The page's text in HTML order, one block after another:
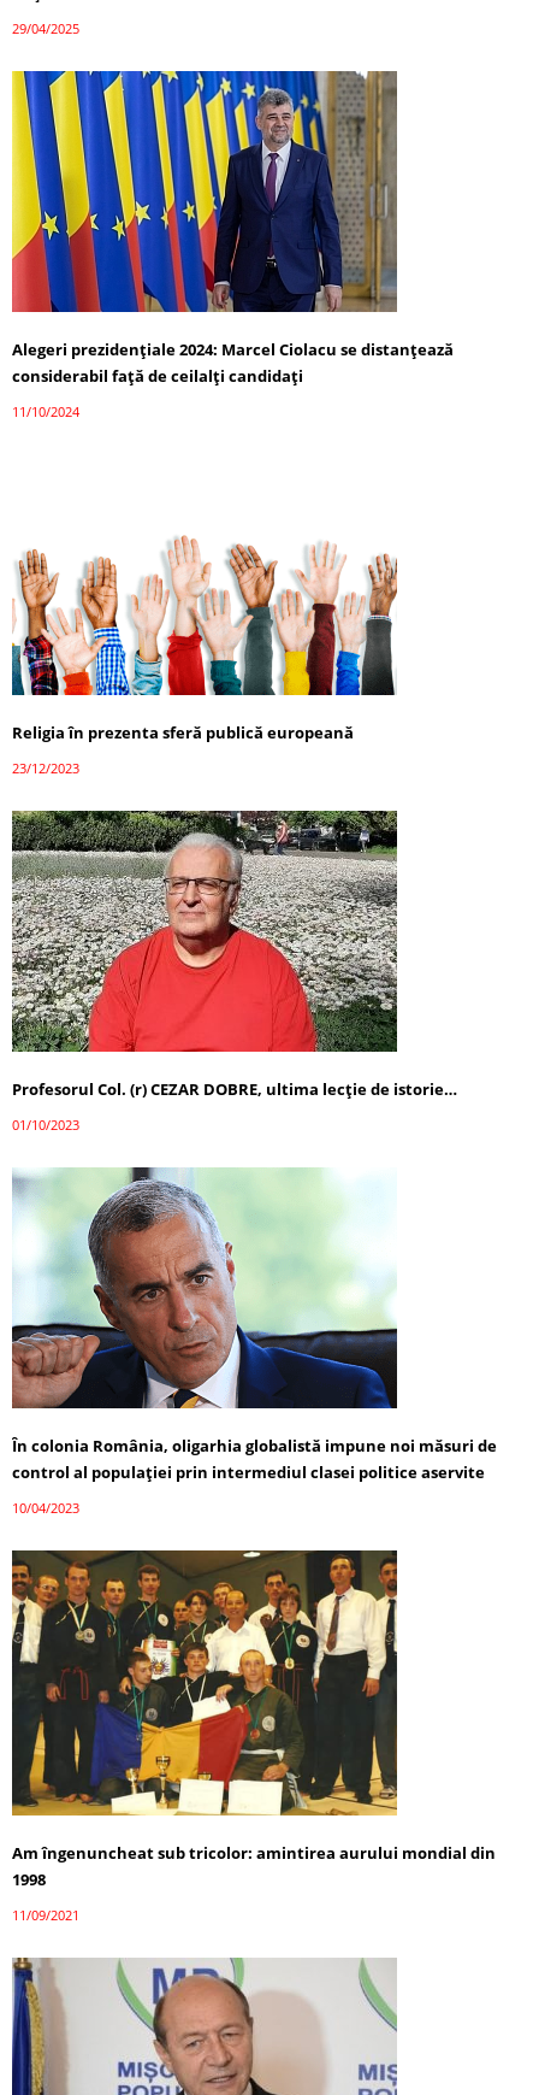
29/04/2025
Alegeri prezidențiale 2024: Marcel Ciolacu se distanțează
considerabil față de ceilalți candidați
11/10/2024
Religia în prezenta sferă publică europeană
23/12/2023
Profesorul Col. (r) CEZAR DOBRE, ultima lecţie de istorie…
01/10/2023
În colonia România, oligarhia globalistă impune noi măsuri de
control al populației prin intermediul clasei politice aservite
10/04/2023
Am îngenuncheat sub tricolor: amintirea aurului mondial din
1998
11/09/2021